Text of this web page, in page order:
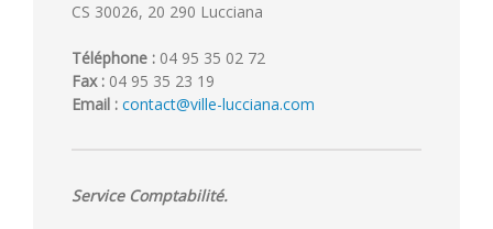
CS 30026, 20 290 Lucciana
Téléphone : 04 95 35 02 72
Fax : 04 95 35 23 19
Email : contact@ville-lucciana.com
Service Comptabilité.